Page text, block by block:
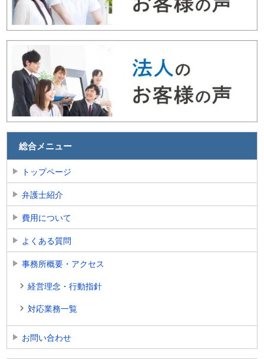
総合メニュー
トップページ
弁護士紹介
費用について
よくある質問
事務所概要・アクセス
経営理念・行動指針
対応業務一覧
お問い合わせ